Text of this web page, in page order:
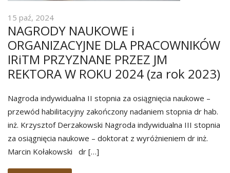
15 paź, 2024
NAGRODY NAUKOWE i
ORGANIZACYJNE DLA PRACOWNIKÓW
IRiTM PRZYZNANE PRZEZ JM
REKTORA W ROKU 2024 (za rok 2023)
Nagroda indywidualna II stopnia za osiągnięcia naukowe –
przewód habilitacyjny zakończony nadaniem stopnia dr hab.
inż. Krzysztof Derzakowski Nagroda indywidualna III stopnia
za osiągnięcia naukowe – doktorat z wyróżnieniem dr inż.
Marcin Kołakowski dr […]